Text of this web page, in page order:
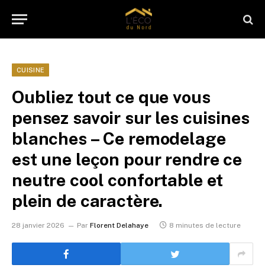
CUISINE
Oubliez tout ce que vous
pensez savoir sur les cuisines
blanches – Ce remodelage
est une leçon pour rendre ce
neutre cool confortable et
plein de caractère.
28 janvier 2026 Par Florent Delahaye 8 minutes de lecture